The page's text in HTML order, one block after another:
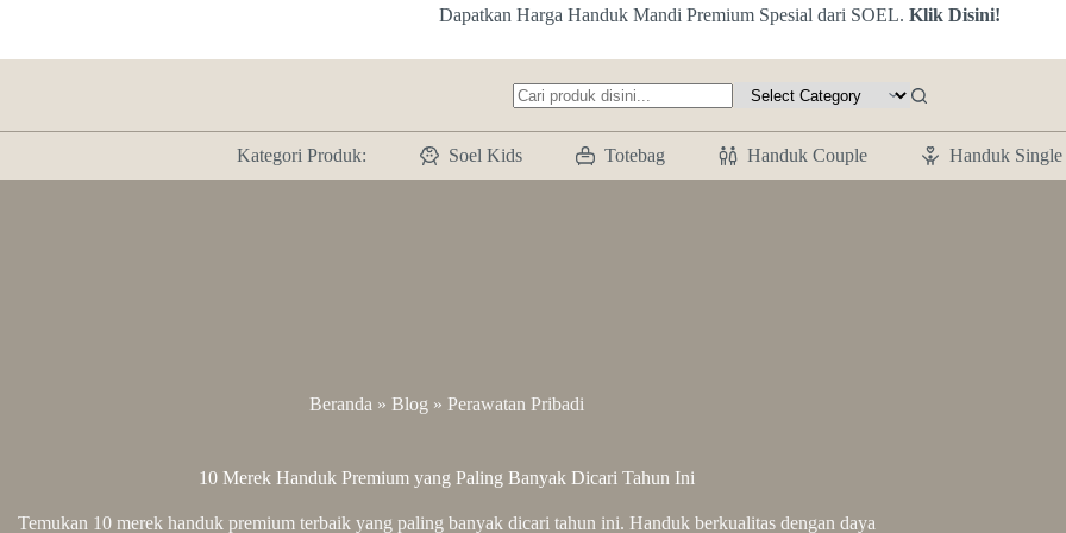
Dapatkan Harga Handuk Mandi Premium Spesial dari SOEL. Klik Disini!
Kategori Produk:
Soel Kids Totebag Handuk Couple Handuk Single
Beranda » Blog » Perawatan Pribadi
10 Merek Handuk Premium yang Paling Banyak Dicari Tahun Ini
Temukan 10 merek handuk premium terbaik yang paling banyak dicari tahun ini. Handuk berkualitas dengan daya